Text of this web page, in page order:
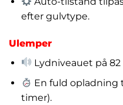
efter gulvtype.
Ulemper
Lydniveauet på
En fuld opladning
timer).